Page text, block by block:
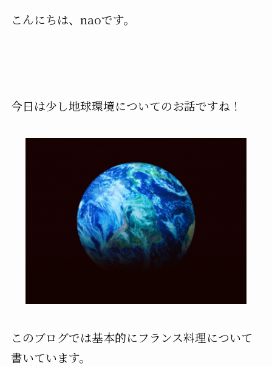
こんにちは、naoです。
今日は少し地球環境についてのお話ですね！
このブログでは基本的にフランス料理について
書いています。